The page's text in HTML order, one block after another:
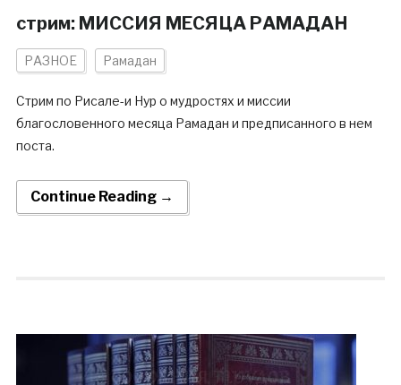
стрим: МИССИЯ МЕСЯЦА РАМАДАН
РАЗНОЕ Рамадан
Стрим по Рисале-и Нур о мудростях и миссии
благословенного месяца Рамадан и предписанного в нем
поста.
Continue Reading →